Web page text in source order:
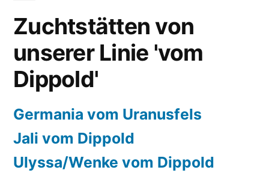
Zuchtstätten von
unserer Linie 'vom
Dippold'
Germania vom Uranusfels
Jali vom Dippold
Ulyssa/Wenke vom Dippold